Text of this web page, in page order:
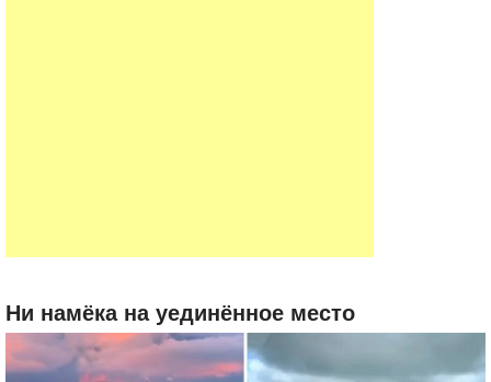
Ни намёка на уединённое место